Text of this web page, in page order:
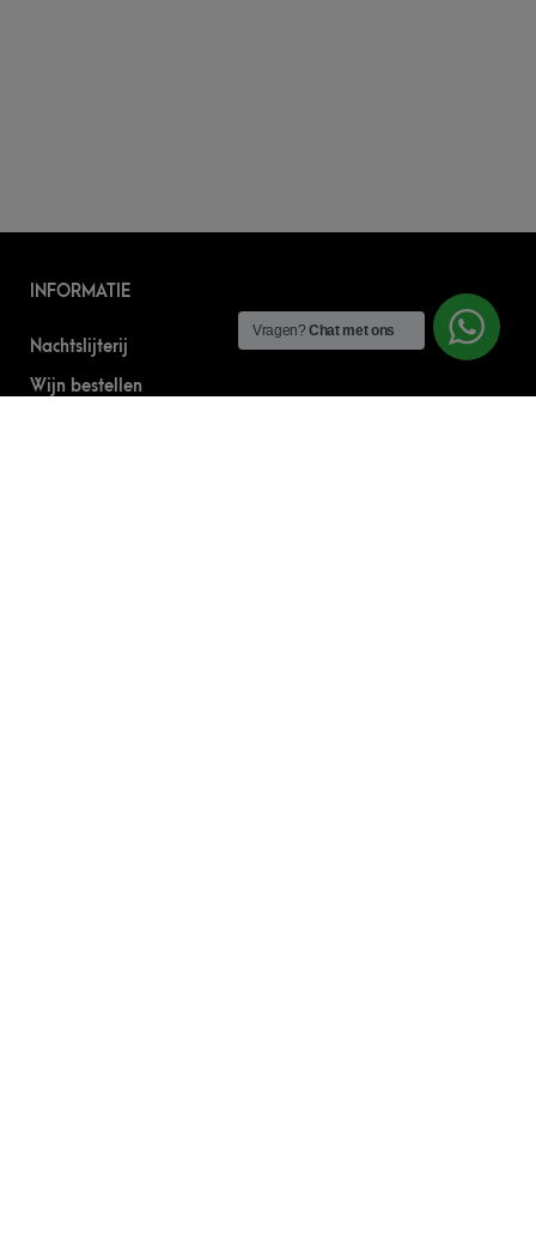
INFORMATIE
Nachtslijterij
Wijn bestellen
Vragen?Chat met ons